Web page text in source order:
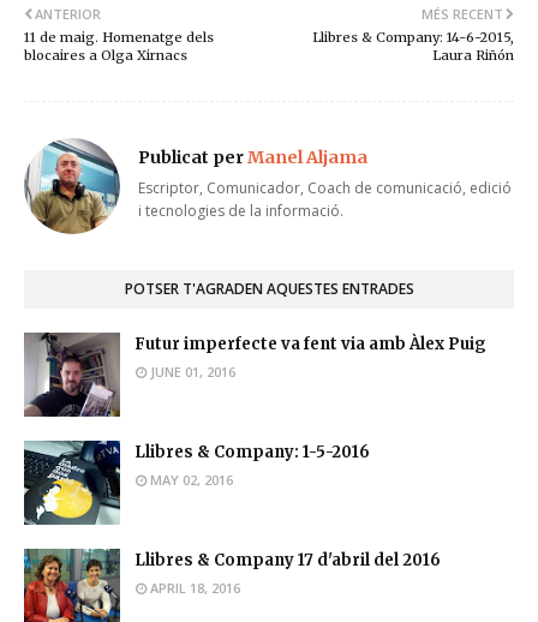
MÉS RECENT
Llibres & Company: 14-6-2015,
Laura Riñón
ANTERIOR
11 de maig. Homenatge dels
blocaires a Olga Xirnacs
Publicat perManel Aljama
Escriptor, Comunicador, Coach de comunicació, edició
i tecnologies de la informació.
POTSER T'AGRADEN AQUESTES ENTRADES
Futur imperfecte va fent via amb Àlex Puig
JUNE 01, 2016
Llibres & Company: 1-5-2016
MAY 02, 2016
Llibres & Company 17 d'abril del 2016
APRIL 18, 2016